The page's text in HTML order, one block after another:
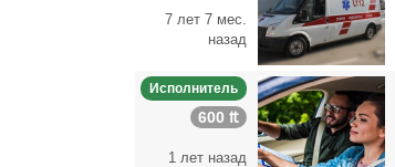
7 лет 7 мес.
назад
Исполнитель
600 ₶
1 лет назад